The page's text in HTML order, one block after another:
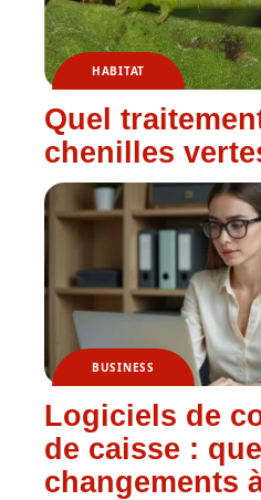
HABITAT
Quel
chenilles
BUSINESS
Logiciels de
de caisse :
changements